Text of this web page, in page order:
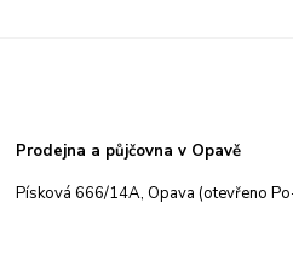
Prodejna a půjčovna v Opavě
Písková 666/14A, Opava (otevřeno